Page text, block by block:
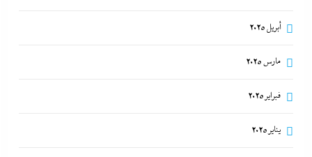
أبريل 2025
مارس 2025
فبراير 2025
يناير 2025